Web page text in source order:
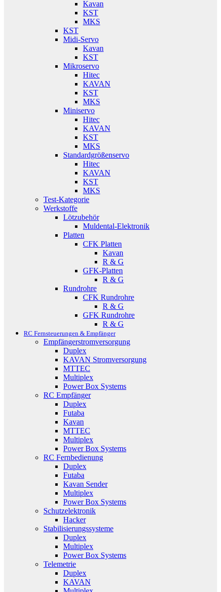
Kavan
KST
MKS
KST
Midi-Servo
Kavan
KST
Mikroservo
Hitec
KAVAN
KST
MKS
Miniservo
Hitec
KAVAN
KST
MKS
Standardgrößenservo
Hitec
KAVAN
KST
MKS
Test-Kategorie
Werkstoffe
Lötzubehör
Muldental-Elektronik
Platten
CFK Platten
Kavan
R & G
GFK-Platten
R & G
Rundrohre
CFK Rundrohre
R & G
GFK Rundrohre
R & G
RC Fernsteuerungen & Empfänger
Empfängerstromversorgung
Duplex
KAVAN Stromversorgung
MTTEC
Multiplex
Power Box Systems
RC Empfänger
Duplex
Futaba
Kavan
MTTEC
Multiplex
Power Box Systems
RC Fernbedienung
Duplex
Futaba
Kavan Sender
Multiplex
Power Box Systems
Schutzelektronik
Hacker
Stabilisierungssysteme
Duplex
Multiplex
Power Box Systems
Telemetrie
Duplex
KAVAN